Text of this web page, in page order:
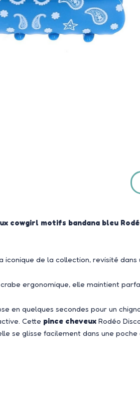
cowgirl motifs bandana bleu
iconique de la collection, revisité
ergonomique, elle maintient
en quelques secondes pour un
Cette pince cheveuxRodéo
se glisse facilement dans une